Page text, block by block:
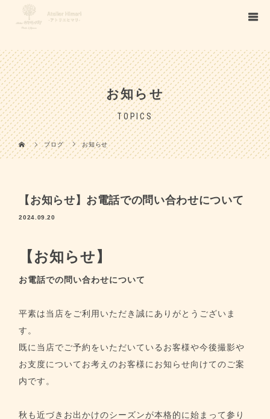
/**/
お知らせ
TOPICS
ブログ お知らせ
【お知らせ】お電話での問い合わせについて
2024.09.20
【お知らせ】
お電話での問い合わせについて
平素は当店をご利用いただき誠にありがとうございま
す。
既に当店でご予約をいただいているお客様や今後撮影や
お支度についてお考えのお客様にお知らせ向けてのご案
内です。
秋も近づきお出かけのシーズンが本格的に始まって参り